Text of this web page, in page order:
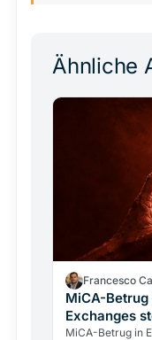
Ähnliche
Francesco
MiCA-
Exchanges
MiCA-Betrug in